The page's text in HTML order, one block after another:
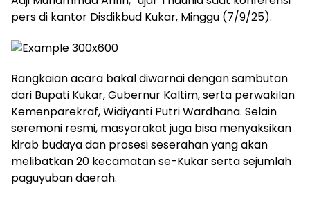
pers di kantor Disdikbud Kukar, Minggu (7/9/25).
Rangkaian acara bakal diwarnai dengan sambutan
dari Bupati Kukar, Gubernur Kaltim, serta perwakilan
Kemenparekraf, Widiyanti Putri Wardhana. Selain
seremoni resmi, masyarakat juga bisa menyaksikan
kirab budaya dan prosesi seserahan yang akan
melibatkan 20 kecamatan se-Kukar serta sejumlah
paguyuban daerah.